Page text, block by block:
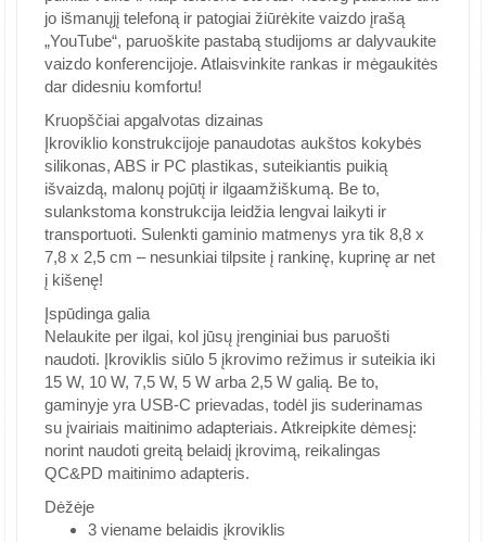
jo išmanųjį telefoną ir patogiai žiūrėkite vaizdo įrašą
„YouTube“, paruoškite pastabą studijoms ar dalyvaukite
vaizdo konferencijoje. Atlaisvinkite rankas ir mėgaukitės
dar didesniu komfortu!
Kruopščiai apgalvotas dizainas
Įkroviklio konstrukcijoje panaudotas aukštos kokybės
silikonas, ABS ir PC plastikas, suteikiantis puikią
išvaizdą, malonų pojūtį ir ilgaamžiškumą. Be to,
sulankstoma konstrukcija leidžia lengvai laikyti ir
transportuoti. Sulenkti gaminio matmenys yra tik 8,8 x
7,8 x 2,5 cm – nesunkiai tilpsite į rankinę, kuprinę ar net
į kišenę!
Įspūdinga galia
Nelaukite per ilgai, kol jūsų įrenginiai bus paruošti
naudoti. Įkroviklis siūlo 5 įkrovimo režimus ir suteikia iki
15 W, 10 W, 7,5 W, 5 W arba 2,5 W galią. Be to,
gaminyje yra USB-C prievadas, todėl jis suderinamas
su įvairiais maitinimo adapteriais. Atkreipkite dėmesį:
norint naudoti greitą belaidį įkrovimą, reikalingas
QC&PD maitinimo adapteris.
Dėžėje
3 viename belaidis įkroviklis